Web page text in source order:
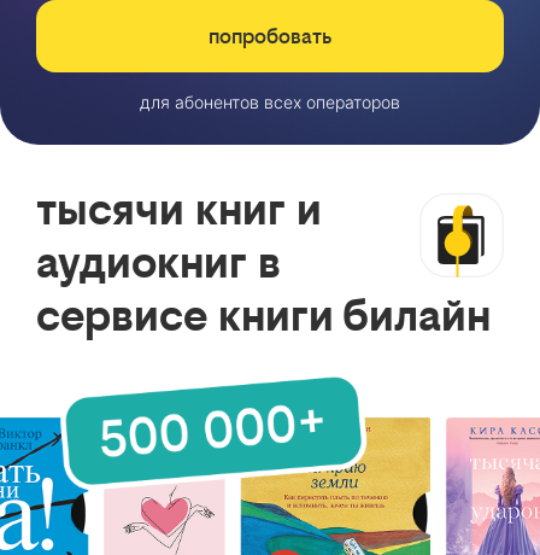
попробовать
для абонентов всех операторов
тысячи книг и
аудиокниг в
сервисе книги билайн